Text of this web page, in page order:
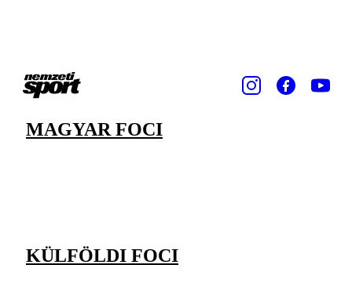
MAGYAR FOCI
KÜLFÖLDI FOCI